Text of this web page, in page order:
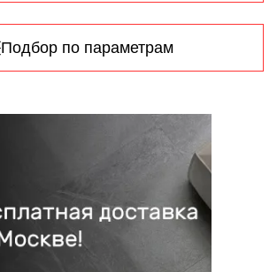
Подбор по параметрам